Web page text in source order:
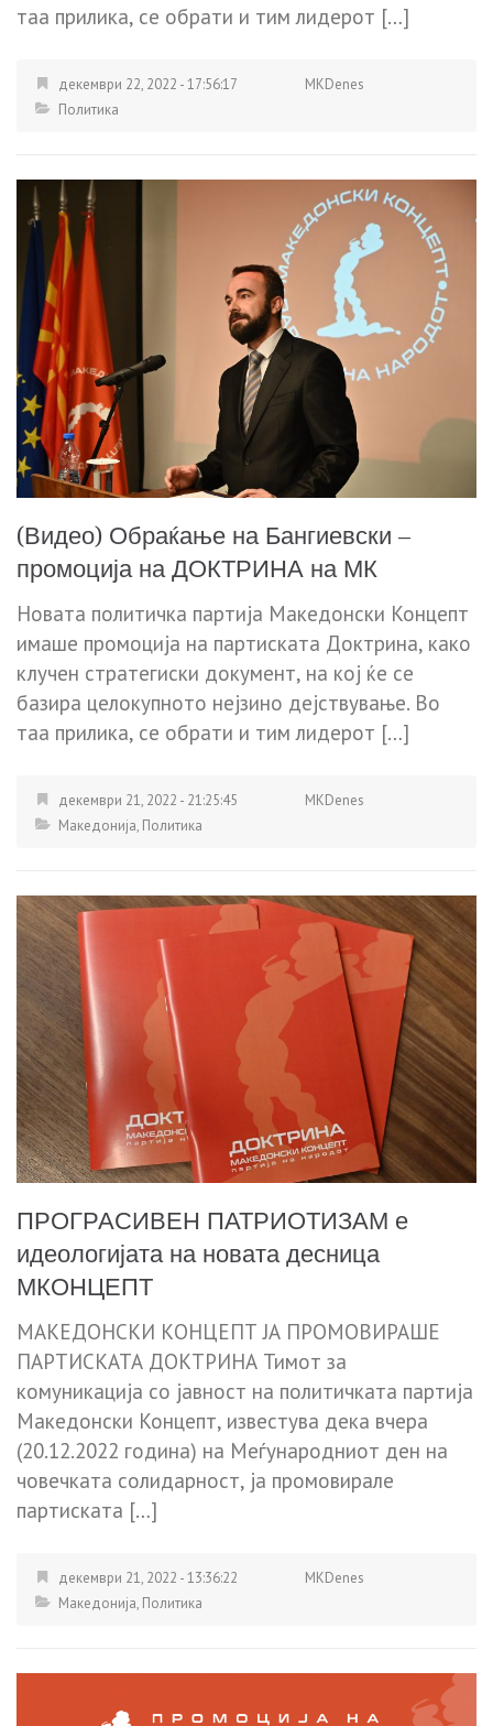
таа прилика, се обрати и тим лидерот […]
декември 22, 2022 - 17:56:17
MKDenes
Политика
(Видео) Обраќање на Бангиевски –
промоција на ДОКТРИНА на МК
Новата политичка партија Македонски Концепт
имаше промоција на партиската Доктрина, како
клучен стратегиски документ, на кој ќе се
базира целокупното нејзино дејствување. Во
таа прилика, се обрати и тим лидерот […]
декември 21, 2022 - 21:25:45
MKDenes
Македонија, Политика
ПРОГРАСИВЕН ПАТРИОТИЗАМ е
идеологијата на новата десница
МКОНЦЕПТ
МАКЕДОНСКИ КОНЦЕПТ ЈА ПРОМОВИРАШЕ
ПАРТИСКАТА ДОКТРИНА Тимот за
комуникација со јавност на политичката партија
Македонски Концепт, известува дека вчера
(20.12.2022 година) на Меѓународниот ден на
човечката солидарност, ја промовирале
партиската […]
декември 21, 2022 - 13:36:22
MKDenes
Македонија, Политика